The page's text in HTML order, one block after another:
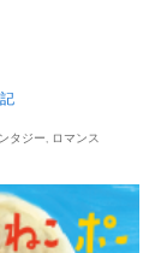
タジー, ロマンス